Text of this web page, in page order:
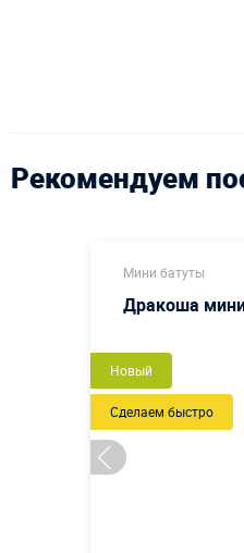
Рекомендуем
Мини батуты
Дракоша
Новый
Сделаем быстро